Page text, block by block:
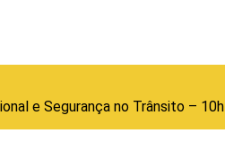
e Segurança no Trânsito – 10h